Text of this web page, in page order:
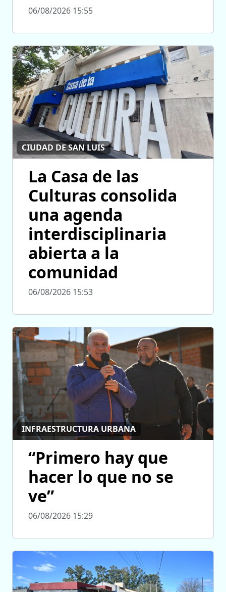
06/08/2026 15:55
CIUDAD DE SAN LUIS
La Casa de las
Culturas consolida
una agenda
interdisciplinaria
abierta a la
comunidad
06/08/2026 15:53
INFRAESTRUCTURA URBANA
“Primero hay que
hacer lo que no se
ve”
06/08/2026 15:29